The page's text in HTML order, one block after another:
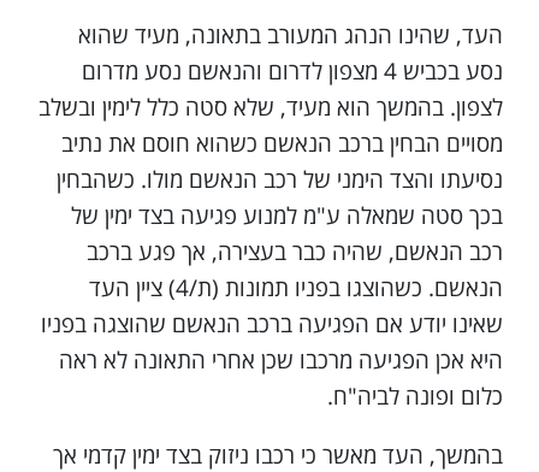
העד, שהינו הנהג המעורב בתאונה, מעיד שהוא
נסע בכביש 4 מצפון לדרום והנאשם נסע מדרום
לצפון. בהמשך הוא מעיד, שלא סטה כלל לימין ובשלב
מסויים הבחין ברכב הנאשם כשהוא חוסם את נתיב
נסיעתו והצד הימני של רכב הנאשם מולו. כשהבחין
בכך סטה שמאלה ע"מ למנוע פגיעה בצד ימין של
רכב הנאשם, שהיה כבר בעצירה, אך פגע ברכב
הנאשם. כשהוצגו בפניו תמונות (ת/4) ציין העד
שאינו יודע אם הפגיעה ברכב הנאשם שהוצגה בפניו
היא אכן הפגיעה מרכבו שכן אחרי התאונה לא ראה
כלום ופונה לביה"ח.
בהמשך, העד מאשר כי רכבו ניזוק בצד ימין קדמי אך